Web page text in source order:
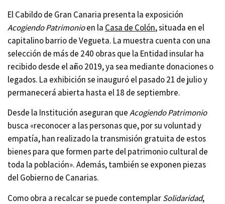
El Cabildo de Gran Canaria presenta la exposición
Acogiendo Patrimonioen la Casa de Colón, situada en el
capitalino barrio de Vegueta. La muestra cuenta con una
selección de más de 240 obras que la Entidad insular ha
recibido desde el año 2019, ya sea mediante donaciones o
legados. La exhibición se inauguró el pasado 21 de julio y
permanecerá abierta hasta el 18 de septiembre.
Desde la Institución aseguran queAcogiendo Patrimonio
busca «reconocer a las personas que, por su voluntad y
empatía, han realizado la transmisión gratuita de estos
bienes para que formen parte del patrimonio cultural de
toda la población». Además, también se exponen piezas
del Gobierno de Canarias.
Como obra a recalcar se puede contemplarSolidaridad,